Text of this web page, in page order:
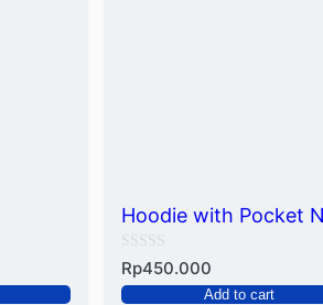
Hoodie with Pocket
Rated
0
Rp450.000
Add to cart